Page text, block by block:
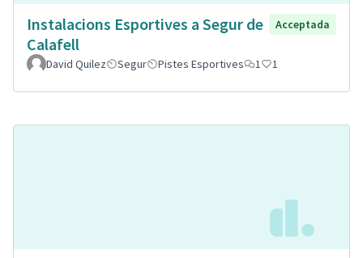
Instalacions Esportives a Segur de
Calafell
Acceptada
David Quilez Segur Pistes Esportives 1 1